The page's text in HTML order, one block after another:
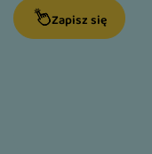
Zapisz się